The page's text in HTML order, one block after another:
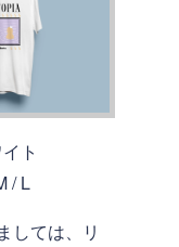
ト
/ L
しては、リ